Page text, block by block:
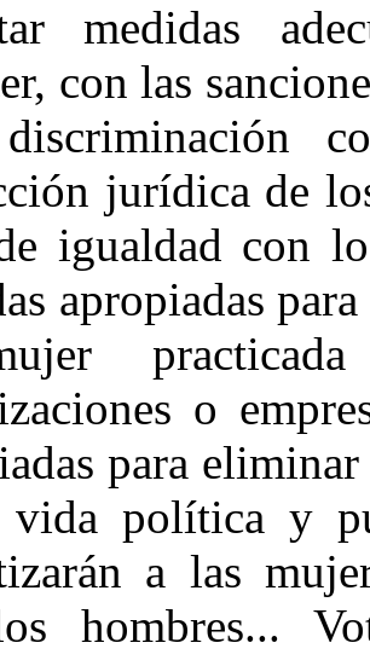
medidas
con las
jurídica de
igualdad con
apropiadas
practicada
o
para
política y
a las
hombres...